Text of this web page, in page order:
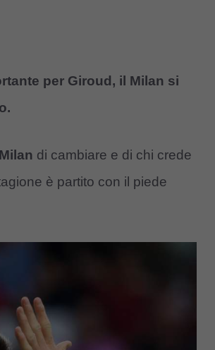
per Giroud, il Milan si
Milan di cambiare e di chi crede
è partito con il piede